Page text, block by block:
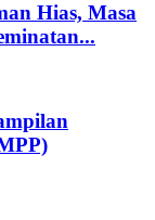
Hias, Masa